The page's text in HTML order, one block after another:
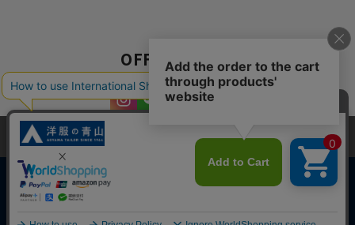
OFFICIAL SNS
当サイトでは、快適な閲覧体験とコンテンツ改善のためにCookieを使用
しています。閲覧を続けることで、Cookieの使用に同意したものとみな
します。詳細については